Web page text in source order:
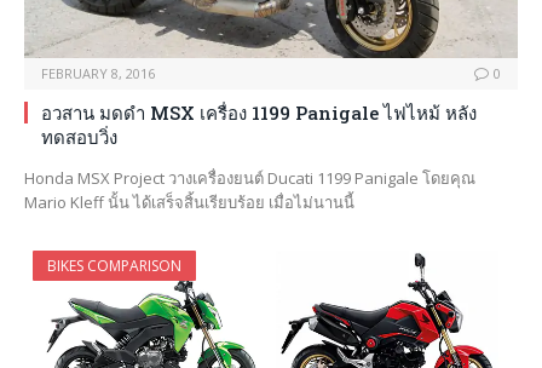
FEBRUARY 8, 2016 0
อวสาน มดดำ MSX เครื่อง 1199 Panigale ไฟไหม้ หลัง
ทดสอบวิ่ง
Honda MSX Project วางเครื่องยนต์ Ducati 1199 Panigale โดยคุณ
Mario Kleff นั้น ได้เสร็จสิ้นเรียบร้อย เมื่อไม่นานนี้
BIKES COMPARISON